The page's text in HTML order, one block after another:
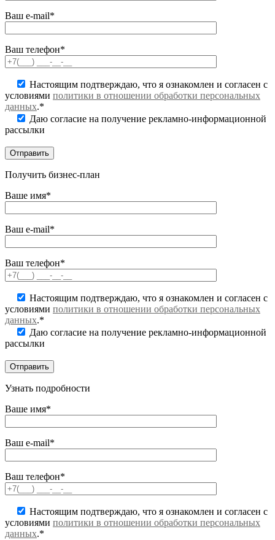
Ваш e-mail*
Ваш телефон*
Настоящим подтверждаю, что я ознакомлен и согласен с
условиями политики в отношении обработки персональных
данных.*
Даю согласие на получение рекламно-информационной
рассылки
Получить бизнес-план
Ваше имя*
Ваш e-mail*
Ваш телефон*
Настоящим подтверждаю, что я ознакомлен и согласен с
условиями политики в отношении обработки персональных
данных.*
Даю согласие на получение рекламно-информационной
рассылки
Узнать подробности
Ваше имя*
Ваш e-mail*
Ваш телефон*
Настоящим подтверждаю, что я ознакомлен и согласен с
условиями политики в отношении обработки персональных
данных.*